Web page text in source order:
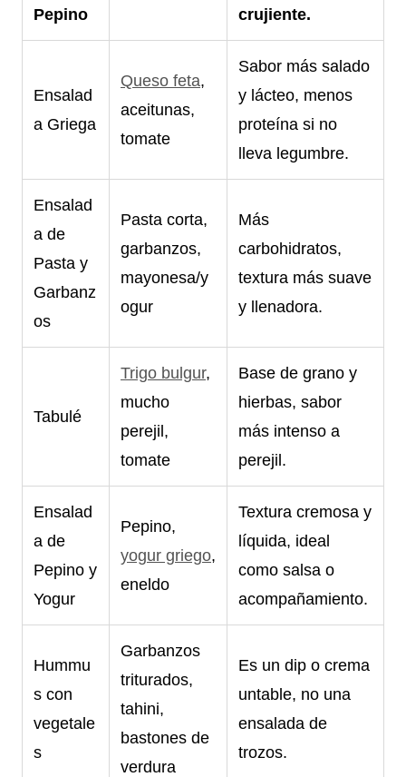
Pepino
crujiente.
Ensalad
a Griega
Queso feta,
aceitunas,
tomate
Sabor más salado
y lácteo, menos
proteína si no
lleva legumbre.
Ensalad
a de
Pasta y
Garbanz
os
Pasta corta,
garbanzos,
mayonesa/y
ogur
Más
carbohidratos,
textura más suave
y llenadora.
Tabulé
Trigo bulgur,
mucho
perejil,
tomate
Base de grano y
hierbas, sabor
más intenso a
perejil.
Ensalad
a de
Pepino y
Yogur
Pepino,
yogur griego,
eneldo
Textura cremosa y
líquida, ideal
como salsa o
acompañamiento.
Hummu
s con
vegetale
s
Garbanzos
triturados,
tahini,
bastones de
verdura
Es un dip o crema
untable, no una
ensalada de
trozos.